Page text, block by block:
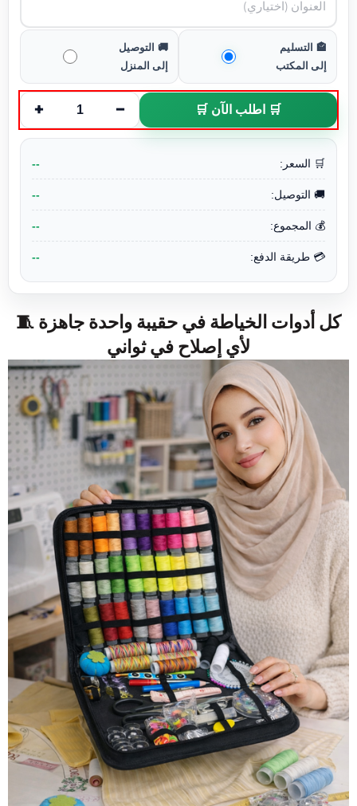
🏤 التسليم
إلى المكتب
🚚 التوصيل
إلى المنزل
🛒 اطلب الآن 🛒 −
1
+
🛒 السعر: --
🚚 التوصيل: --
💰 المجموع: --
💳 طريقة الدفع: --
🧵 كل أدوات الخياطة في حقيبة واحدة جاهزة
لأي إصلاح في ثواني